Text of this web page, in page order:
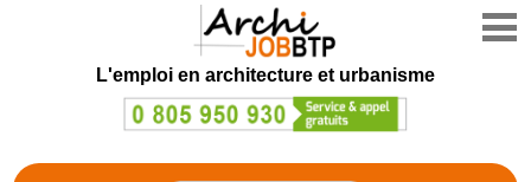
L'emploi en architecture et urbanisme